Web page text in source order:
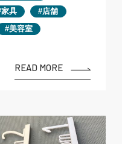
家具
店舗
美容室
READ MORE